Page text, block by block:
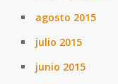
agosto 2015
julio 2015
junio 2015